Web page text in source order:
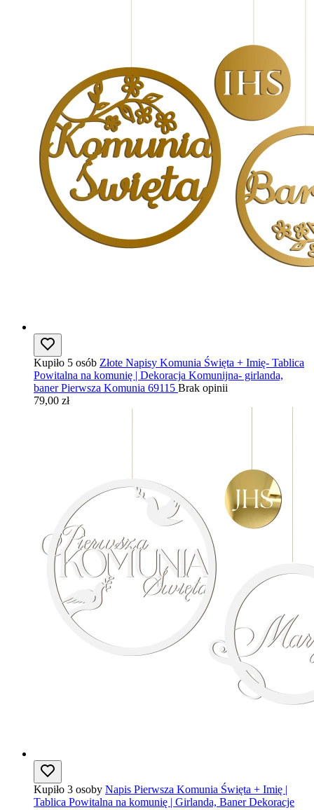
Kupiło 5 osób Złote Napisy Komunia Święta + Imię- Tablica
Powitalna na komunię | Dekoracja Komunijna- girlanda,
baner Pierwsza Komunia 69115 Brak opinii
79,00 zł
Kupiło 3 osoby Napis Pierwsza Komunia Święta + Imię |
Tablica Powitalna na komunię | Girlanda, Baner Dekoracje